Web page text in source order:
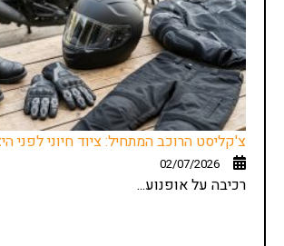
צ'קליסט הרוכב המתחיל: ציוד חיוני לפני
02/07/2026
רכיבה על אופנוע...